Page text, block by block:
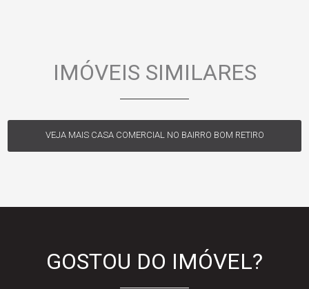
IMÓVEIS SIMILARES
VEJA MAIS CASA COMERCIAL NO BAIRRO BOM RETIRO
GOSTOU DO IMÓVEL?